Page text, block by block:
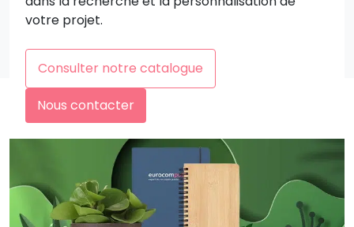
votre projet.
Consulter notre catalogue
Nous contacter